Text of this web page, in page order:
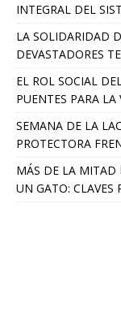
INTEGRAL DEL
LA SOLIDARIDAD
DEVASTADORES
EL ROL SOCIAL
PUENTES PARA
SEMANA DE LA
PROTECTORA
MÁS DE LA MITAD
UN GATO: CLAVES